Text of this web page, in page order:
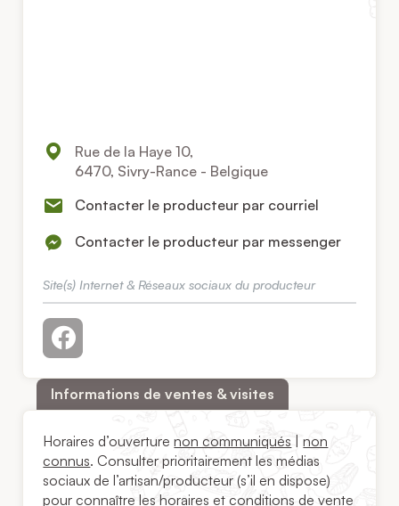
Rue de la Haye 10,
6470, Sivry-Rance - Belgique
Contacter le producteur par courriel
Contacter le producteur par messenger
Site(s) Internet & Réseaux sociaux du producteur
Informations de ventes & visites
Horaires d’ouverturenon communiqués |non
connus. Consulter prioritairement les médias
sociaux de l’artisan/producteur (s’il en dispose)
pour connaître les horaires et conditions de vente